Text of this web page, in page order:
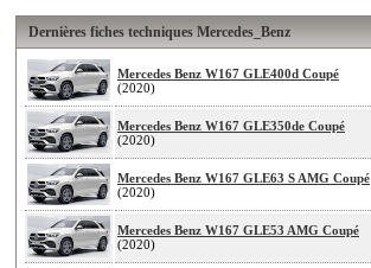
Dernières fiches techniques Mercedes_Benz
Mercedes Benz W167 GLE400d Coupé
(2020)
Mercedes Benz W167 GLE350de Coupé
(2020)
Mercedes Benz W167 GLE63 S AMG Coupé
(2020)
Mercedes Benz W167 GLE53 AMG Coupé
(2020)